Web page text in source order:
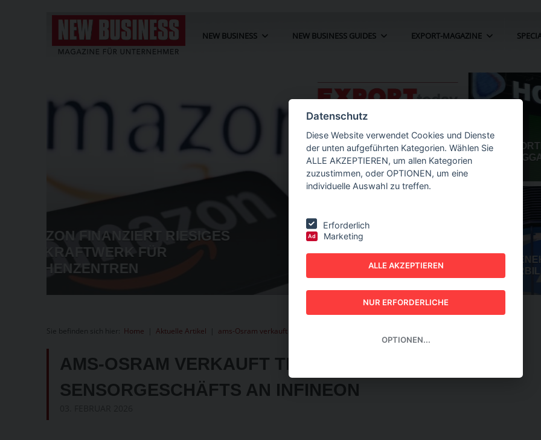
NEW BUSINESS NEW BUSINESS GUIDES EXPORT-MAGAZINE
WKÖ: JEDES VIERTE
INDUSTRIEUNTERNEHMEN ERWÄGT
VERLAGERUNG
GUIDES - AUTOMATION
GUIDE 2026
Sie befinden sich hier: Home Aktuelle Artikel ams-Osram verkauft Teil seines Sensorgeschäfts an Infineon
AMS-OSRAM VERKAUFT TEIL SEINES
SENSORGESCHÄFTS AN INFINEON
Datenschutz
Diese Website verwendet Cookies und Dienste
der unten aufgeführten Kategorien. Wählen Sie
ALLE AKZEPTIEREN, um allen Kategorien
zuzustimmen, oder OPTIONEN, um eine
individuelle Auswahl zu treffen.
Erforderlich
Ad Marketing
ALLE AKZEPTIEREN
NUR ERFORDERLICHE
OPTIONEN...